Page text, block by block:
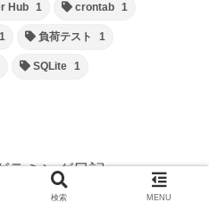
Hub 1 crontab 1
1 負荷テスト 1
SQLite 1
ラミング日記
プライバシーポリシー
検索 MENU